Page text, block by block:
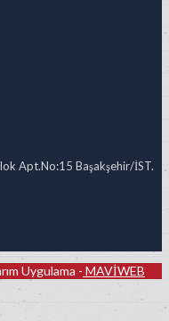
Apt.No:15 Başakşehir/İST.
Uygulama - MAVİWEB